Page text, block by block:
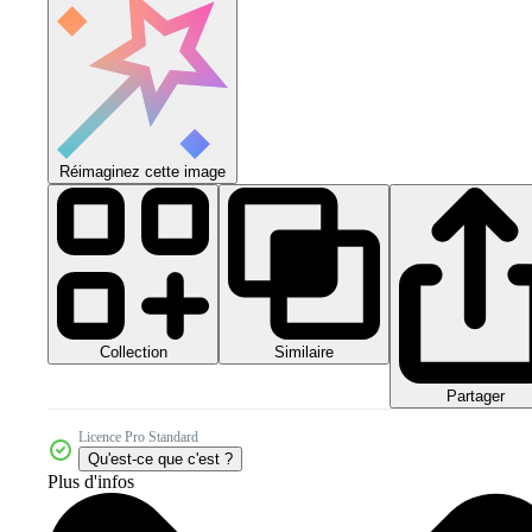
Réimaginez cette image
Collection Similaire
Partager
Licence Pro Standard
Qu'est-ce que c'est ?
Plus d'infos